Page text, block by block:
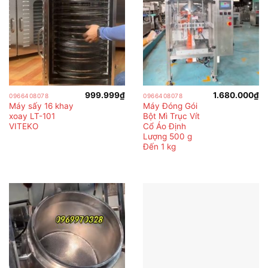
0966408078
Máy sấy 16 khay
xoay LT-101
VITEKO
999.999₫ 0966408078
Máy Đóng Gói
Bột Mì Trục Vít
Cổ Áo Định
Lượng 500 g
Đến 1 kg
1.680.000₫